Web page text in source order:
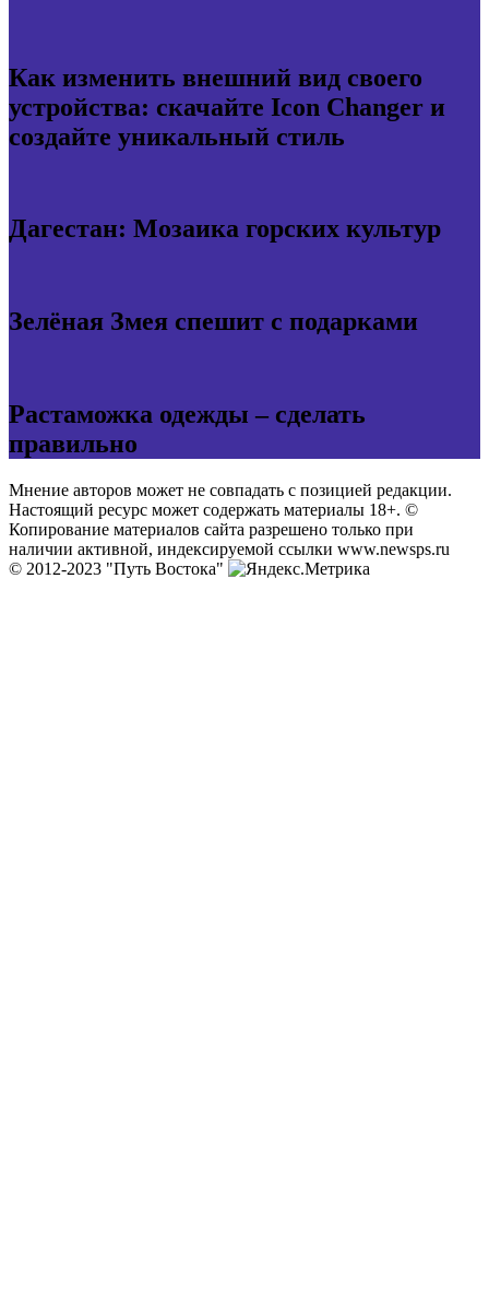
Как изменить внешний вид своего
устройства: скачайте Icon Changer и
создайте уникальный стиль
Дагестан: Мозаика горских культур
Зелёная Змея спешит с подарками
Растаможка одежды – сделать
правильно
Мнение авторов может не совпадать с позицией редакции.
Настоящий ресурс может содержать материалы 18+. ©
Копирование материалов сайта разрешено только при
наличии активной, индексируемой ссылки www.newsps.ru
© 2012-2023 "Путь Востока"